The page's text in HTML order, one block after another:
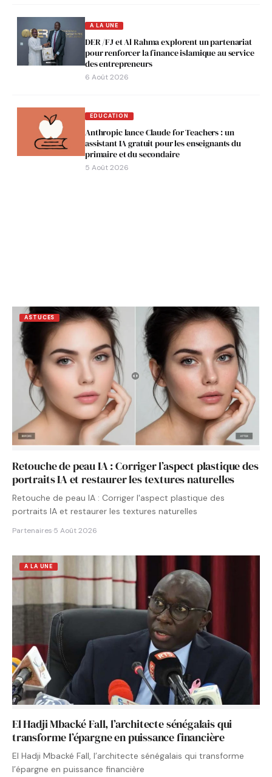
A LA UNE
DER /FJ et Al Rahma explorent un partenariat
pour renforcer la finance islamique au service
des entrepreneurs
6 Août 2026
EDUCATION
Anthropic lance Claude for Teachers : un
assistant IA gratuit pour les enseignants du
primaire et du secondaire
5 Août 2026
ASTUCES
Retouche de peau IA : Corriger l’aspect plastique des
portraits IA et restaurer les textures naturelles
Retouche de peau IA : Corriger l'aspect plastique des
portraits IA et restaurer les textures naturelles
Partenaires·5 Août 2026
A LA UNE
El Hadji Mbacké Fall, l’architecte sénégalais qui
transforme l’épargne en puissance financière
El Hadji Mbacké Fall, l’architecte sénégalais qui transforme
l’épargne en puissance financière